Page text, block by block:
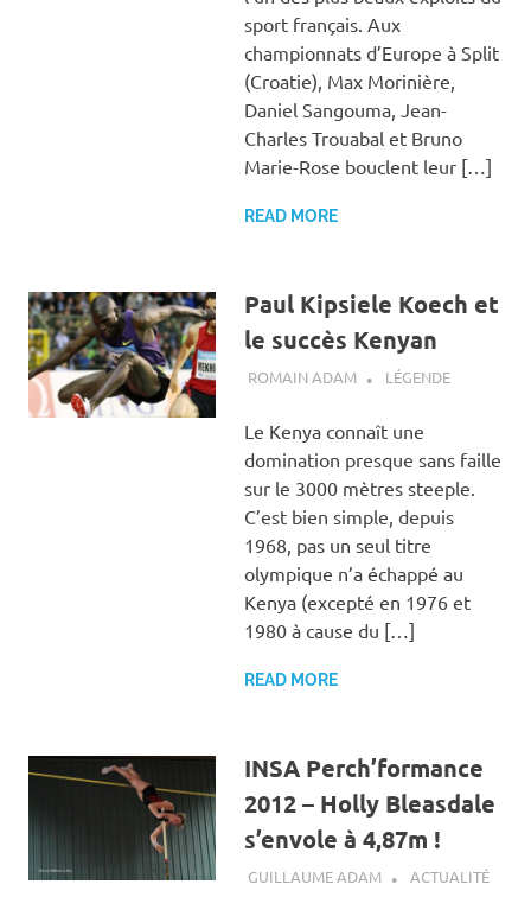
sport français. Aux
championnats d’Europe à Split
(Croatie), Max Morinière,
Daniel Sangouma, Jean-
Charles Trouabal et Bruno
Marie-Rose bouclent leur […]
READ MORE
Paul Kipsiele Koech et
le succès Kenyan
5 FÉVRIER 2012
ROMAIN ADAM LÉGENDE
Le Kenya connaît une
domination presque sans faille
sur le 3000 mètres steeple.
C’est bien simple, depuis
1968, pas un seul titre
olympique n’a échappé au
Kenya (excepté en 1976 et
1980 à cause du […]
READ MORE
INSA Perch’formance
2012 – Holly Bleasdale
s’envole à 4,87m !
4 FÉVRIER 2012
GUILLAUME ADAM ACTUALITÉ